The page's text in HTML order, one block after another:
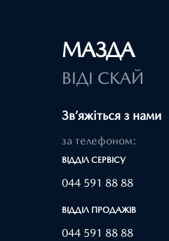
МАЗДА
ВІДІ СКАЙ
Зв’яжіться з нами
за телефоном:
ВІДДІЛ CЕРВІСУ
044 591 88 88
ВІДДІЛ ПРОДАЖІВ
044 591 88 88